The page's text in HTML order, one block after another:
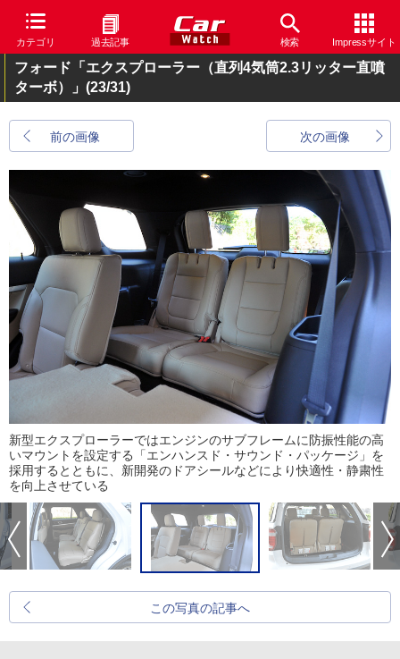
カテゴリ 過去記事 検索 Impressサイト
フォード「エクスプローラー（直列4気筒2.3リッター直噴
ターボ）」 (23/31)
前の画像 次の画像
新型エクスプローラーではエンジンのサブフレームに防振性能の高
いマウントを設定する「エンハンスド・サウンド・パッケージ」を
採用するとともに、新開発のドアシールなどにより快適性・静粛性
を向上させている
この写真の記事へ